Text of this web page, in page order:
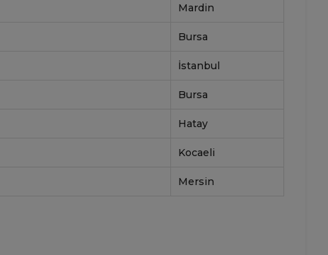
Mardin
Bursa
İstanbul
Bursa
Hatay
Kocaeli
Mersin